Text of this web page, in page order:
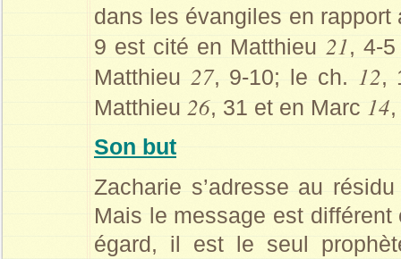
dans les évangiles en
9 est cité en Matthieu 21, 4-
Matthieu 27, 9-10; le ch. 12,
Matthieu 26, 31 et en Marc 14
Son but
Zacharie s’adresse au
Mais le message est
égard, il est le seul